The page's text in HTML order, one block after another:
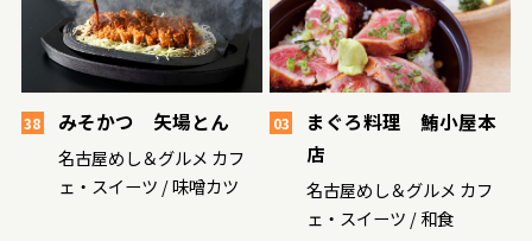
38 みそかつ 矢場とん
名古屋めし＆グルメ カフ
ェ・スイーツ / 味噌カツ
03
まぐろ料理 鮪小屋本
店
名古屋めし＆グルメ カフ
ェ・スイーツ / 和食